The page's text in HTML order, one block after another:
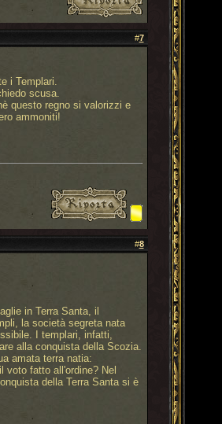
#7
i Templari.
scusa.
questo regno si valorizzi e
ammoniti!
#8
in Terra Santa, il
la società segreta nata
I templari, infatti,
alla conquista della Scozia.
amata terra natia:
voto fatto all'ordine? Nel
della Terra Santa si è